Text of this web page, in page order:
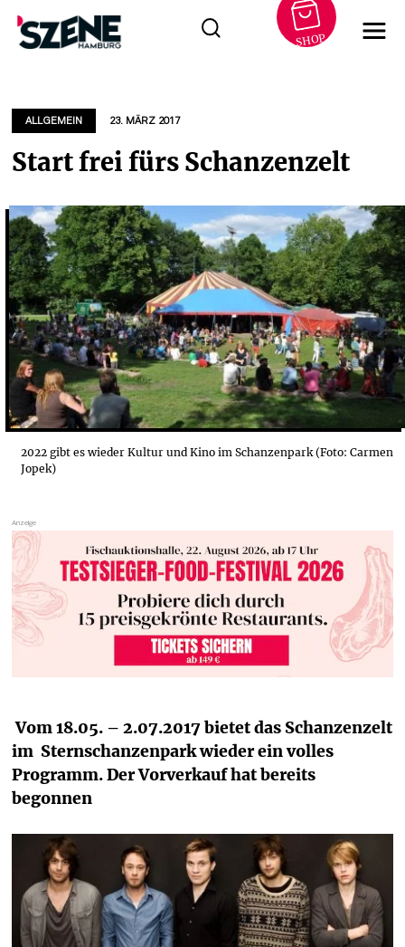
springen
SHOP
ALLGEMEIN 23. MÄRZ 2017
Start frei fürs Schanzenzelt
2022 gibt es wieder Kultur und Kino im Schanzenpark (Foto: Carmen
Jopek)
Vom 18.05. – 2.07.2017 bietet das Schanzenzelt
im  Sternschanzenpark wieder ein volles
Programm. Der Vorverkauf hat bereits
begonnen